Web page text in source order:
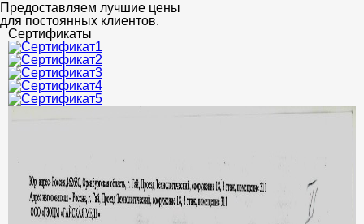
Предоставляем лучшие цены
для постоянных клиентов.
Сертификаты